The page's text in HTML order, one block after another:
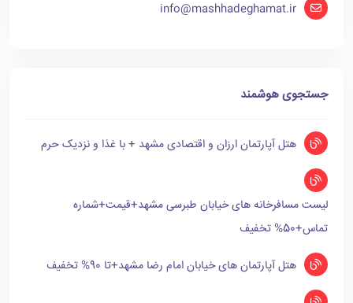
info@mashhadeghamat.ir
جستجوی هوشمند
هتل آپارتمان ارزان و اقتصادی مشهد + با غذا و نزدیک حرم
لیست مسافرخانه های خیابان طبرسی مشهد+قیمت+شماره
تماس+50% تخفیف
هتل آپارتمان های خیابان امام رضا مشهد+تا 90% تخفیف